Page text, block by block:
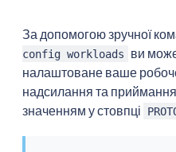
За допомогою зручної
config workloads
ви
налаштоване ваше
надсилання та приймання
значенням у стовпці